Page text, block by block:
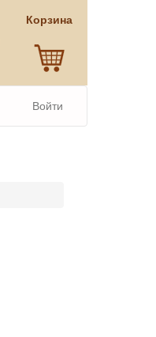
Корзина
Войти